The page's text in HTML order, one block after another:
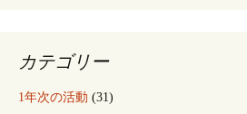
カテゴリー
1年次の活動 (31)